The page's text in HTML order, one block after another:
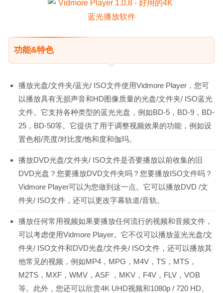
功能&特色
播放光盘/文件夹/蓝光/ ISO文件使用Vidmore Player，您可
以播放具有无损声音和HD图像质量的光盘/文件夹/ ISO蓝光
文件。它支持各种类型的蓝光光盘，例如BD-5，BD-9，BD-
25，BD-50等。它提供了用于调整视频效果的功能，例如设
置色相/亮度/对比度/饱和度和伽玛。
播放DVD光盘/文件夹/ ISO文件是否要播放以前收集的旧
DVD光盘？您要播放DVD文件夹吗？您要播放ISO文件吗？
Vidmore Player可以为您做到这一点。它可以播放DVD /文
件夹/ ISO文件，还可以更改字幕轨道/音轨。
播放任何常用视频如果要播放任何流行的视频和音频文件，
可以考虑使用Vidmore Player。它不仅可以播放蓝光光盘/文
件夹/ ISO文件和DVD光盘/文件夹/ ISO文件，还可以播放其
他常见的视频，例如MP4，MPG，M4V，TS，MTS，
M2TS，MXF，WMV，ASF ，MKV，F4V，FLV，VOB
等。此外，您还可以欣赏4K UHD视频和1080p / 720 HD。